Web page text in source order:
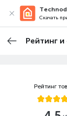
Скачать
Рейтинг
Рейтинг